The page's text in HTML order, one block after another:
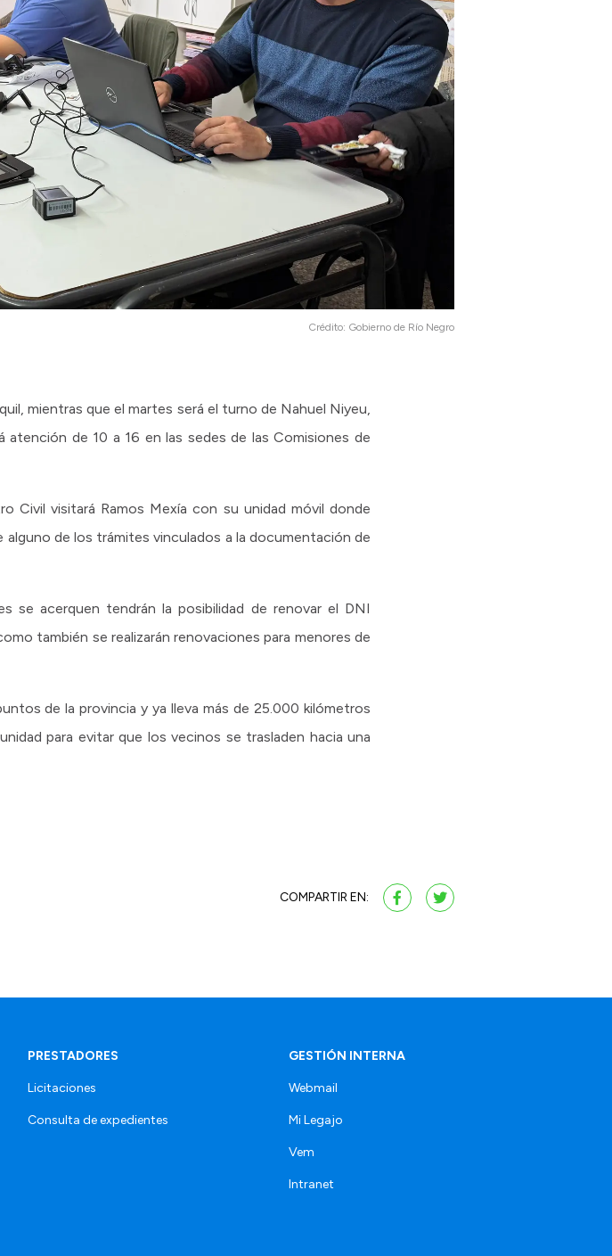
Crédito: Gobierno de Río Negro
mientras que el martes será el turno de Nahuel Niyeu,
de 10 a 16 en las sedes de las Comisiones de
Civil visitará Ramos Mexía con su unidad móvil donde
de los trámites vinculados a la documentación de
se acerquen tendrán la posibilidad de renovar el DNI
también se realizarán renovaciones para menores de
de la provincia y ya lleva más de 25.000 kilómetros
para evitar que los vecinos se trasladen hacia una
COMPARTIR EN:
PRESTADORES
Licitaciones
Consulta de expedientes
GESTIÓN INTERNA
Webmail
Mi Legajo
Vem
Intranet